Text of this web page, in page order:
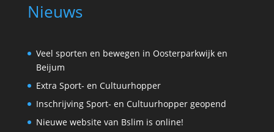
Nieuws
Veel sporten en bewegen in Oosterparkwijk en
Beijum
Extra Sport- en Cultuurhopper
Inschrijving Sport- en Cultuurhopper geopend
Nieuwe website van Bslim is online!